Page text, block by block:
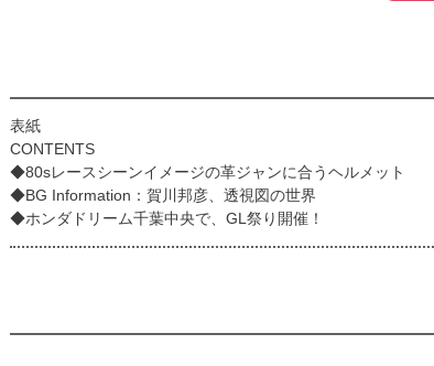
表紙
CONTENTS
◆80sレースシーンイメージの革ジャンに合うヘルメット
◆BG Information：賀川邦彦、透視図の世界
◆ホンダドリーム千葉中央で、GL祭り開催！
◆マニアックバイクリーダーズ 「TSR CB1000F開発のヒン
MOOKのご紹介